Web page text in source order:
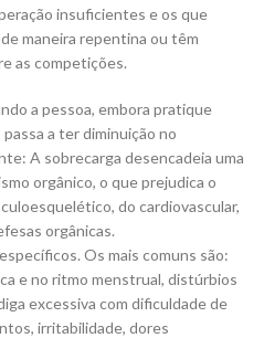
insuficientes e os que
maneira repentina ou têm
as competições.
a pessoa, embora pratique
a ter diminuição no
A sobrecarga desencadeia uma
orgânico, o que prejudica o
do cardiovascular,
orgânicas.
Os mais comuns são:
e no ritmo menstrual, distúrbios
excessiva com dificuldade de
irritabilidade, dores